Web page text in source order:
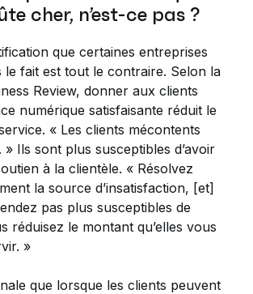
cher, n’est-ce pas ?
que certaines entreprises
le fait est tout le contraire. Selon la
Review, donner aux clients
numérique satisfaisante réduit le
« Les clients mécontents
Ils sont plus susceptibles d’avoir
à la clientèle. « Résolvez
la source d’insatisfaction, [et]
pas plus susceptibles de
réduisez le montant qu’elles vous
»
que lorsque les clients peuvent